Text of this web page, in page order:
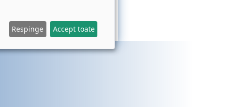
Respinge Accept toate